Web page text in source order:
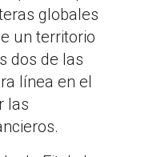
globales
un territorio
dos de las
línea en el
las